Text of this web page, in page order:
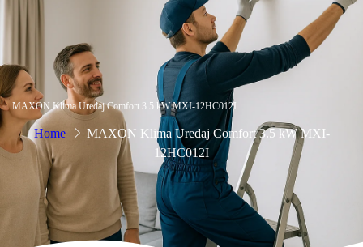
MAXON Klima Uređaj Comfort 3.5 kW MXI-12HC012I
Home
MAXON Klima Uređaj Comfort 3.5 kW MXI-
12HC012I